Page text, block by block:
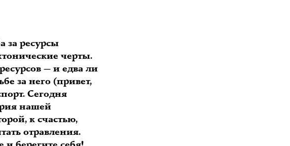
за ресурсы
черты.
— и едва ли
за него (привет,
Сегодня
нашей
к счастью,
отравления.